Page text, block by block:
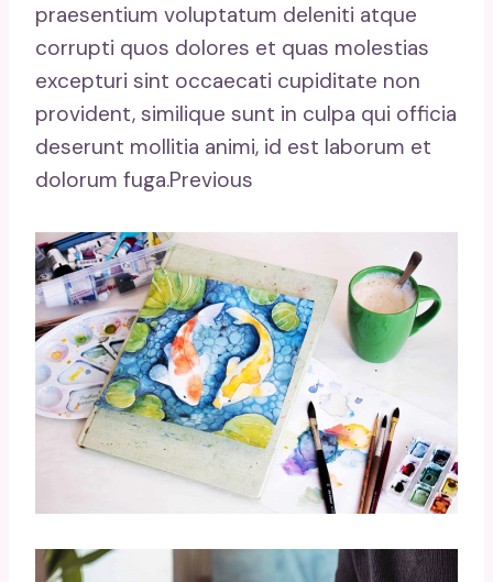
praesentium voluptatum deleniti atque
corrupti quos dolores et quas molestias
excepturi sint occaecati cupiditate non
provident, similique sunt in culpa qui officia
deserunt mollitia animi, id est laborum et
dolorum fuga.Previous